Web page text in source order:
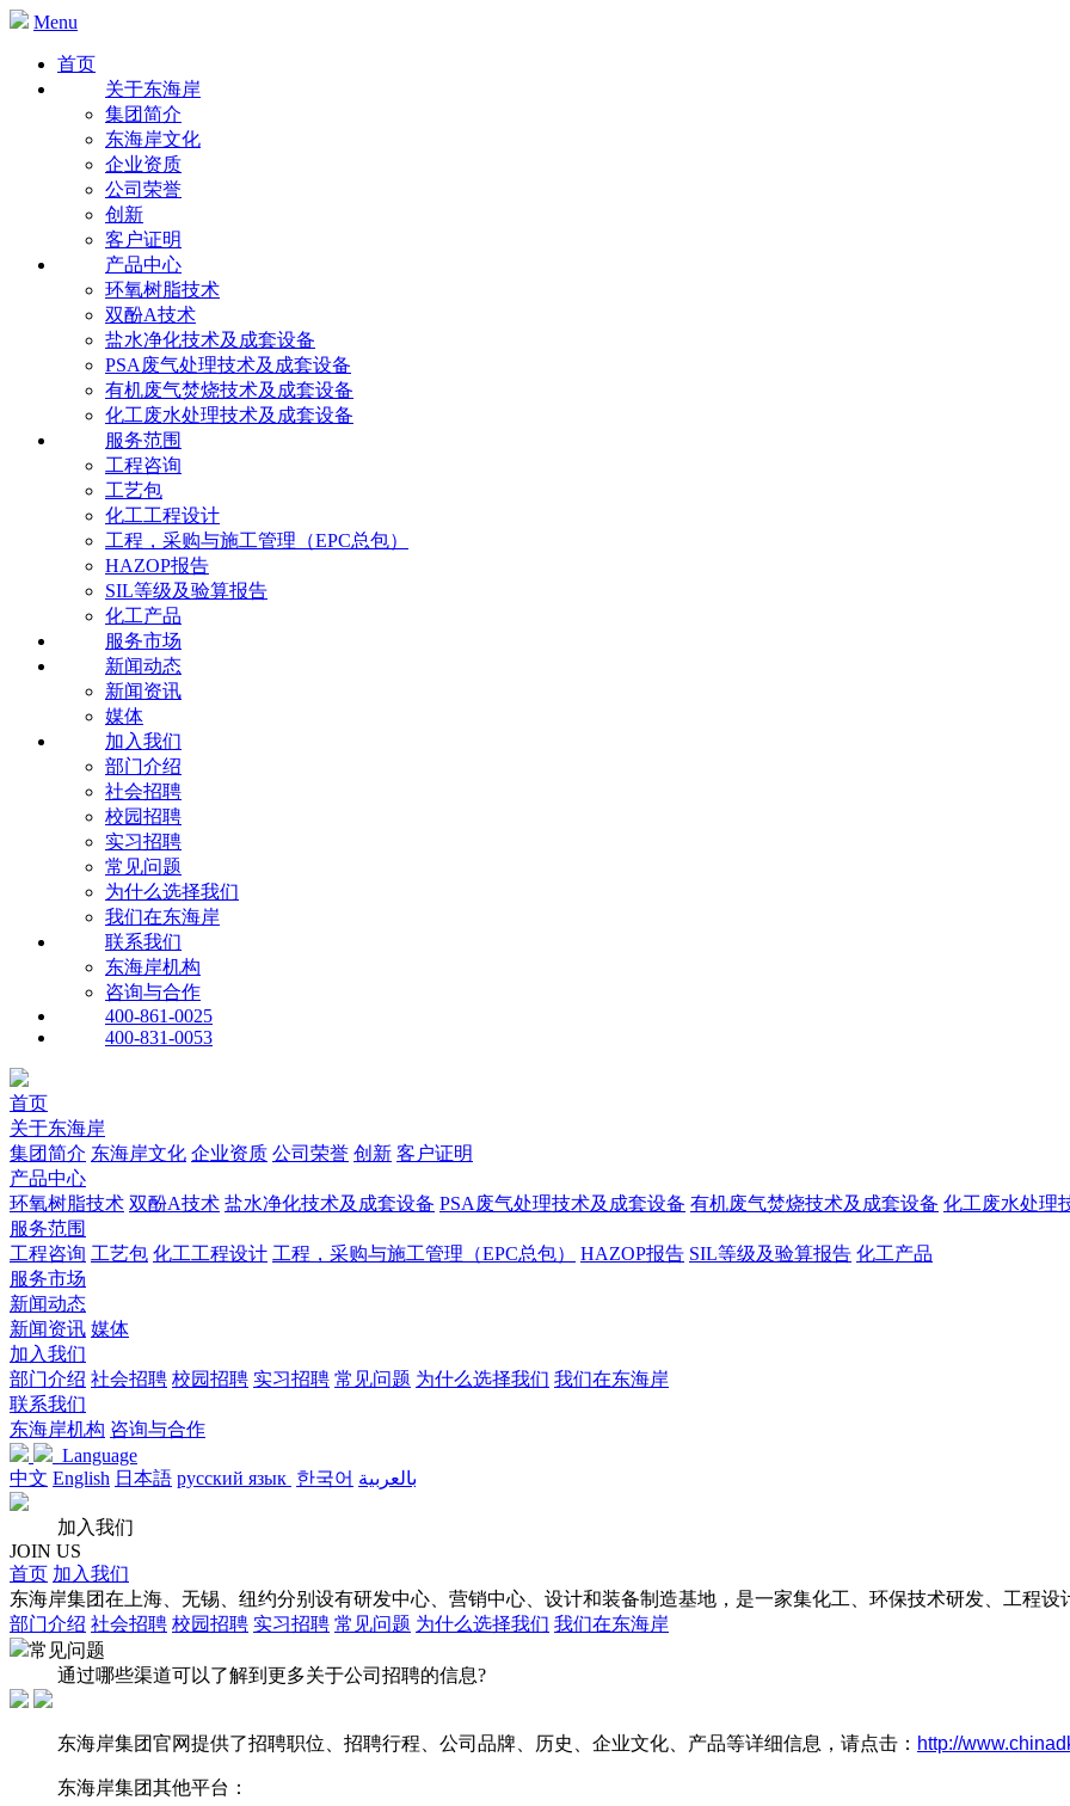
Menu
首页
关于东海岸
集团简介
东海岸文化
企业资质
公司荣誉
创新
客户证明
产品中心
环氧树脂技术
双酚A技术
盐水净化技术及成套设备
PSA废气处理技术及成套设备
有机废气焚烧技术及成套设备
化工废水处理技术及成套设备
服务范围
工程咨询
工艺包
化工工程设计
工程，采购与施工管理（EPC总包）
HAZOP报告
SIL等级及验算报告
化工产品
服务市场
新闻动态
新闻资讯
媒体
加入我们
部门介绍
社会招聘
校园招聘
实习招聘
常见问题
为什么选择我们
我们在东海岸
联系我们
东海岸机构
咨询与合作
400-861-0025
400-831-0053
首页
关于东海岸
集团简介 东海岸文化 企业资质 公司荣誉 创新 客户证明
产品中心
环氧树脂技术 双酚A技术 盐水净化技术及成套设备 PSA废气处理技术及成套设备 有机废气焚烧技术及成套设备 化工废水处理
服务范围
工程咨询 工艺包 化工工程设计 工程，采购与施工管理（EPC总包） HAZOP报告 SIL等级及验算报告 化工产品
服务市场
新闻动态
新闻资讯 媒体
加入我们
部门介绍 社会招聘 校园招聘 实习招聘 常见问题 为什么选择我们 我们在东海岸
联系我们
东海岸机构 咨询与合作
Language
中文 English 日本語 русский язык 한국어 بالعربية
加入我们
JOIN US
首页 加入我们
东海岸集团在上海、无锡、纽约分别设有研发中心、营销中心、设计和装备制造基地，是一家集化工、环保技术研发、工程
部门介绍 社会招聘 校园招聘 实习招聘 常见问题 为什么选择我们 我们在东海岸
常见问题
通过哪些渠道可以了解到更多关于公司招聘的信息?
东海岸集团官网提供了招聘职位、招聘行程、公司品牌、历史、企业文化、产品等详细信息，请点击： http://
东海岸集团其他平台：